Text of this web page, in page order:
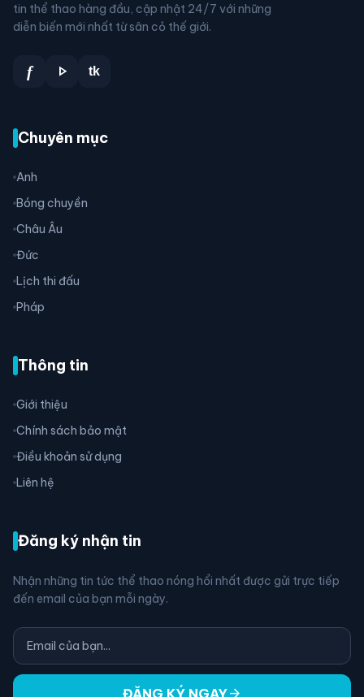
tin thể thao hàng đầu, cập nhật 24/7 với những
diễn biến mới nhất từ sân cỏ thế giới.
f play_arrow tk
Chuyên mục
Anh
Bóng chuyền
Châu Âu
Đức
Lịch thi đấu
Pháp
Thông tin
Giới thiệu
Chính sách bảo mật
Điều khoản sử dụng
Liên hệ
Đăng ký nhận tin
Nhận những tin tức thể thao nóng hổi nhất được gửi trực tiếp
đến email của bạn mỗi ngày.
ĐĂNG KÝ NGAY